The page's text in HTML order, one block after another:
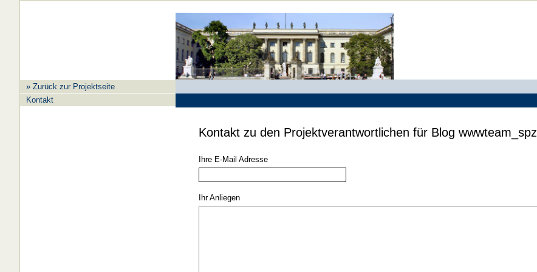
» Zurück zur Projektseite
Kontakt
Kontakt zu den Projektverantwortlichen für Blog wwwteam_spz
Ihre E-Mail Adresse
Ihr Anliegen